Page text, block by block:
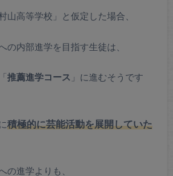
山高等学校」と仮定した場合、
の内部進学を目指す生徒は、
推薦進学コース 」に進むそうです
積極的に芸能活動を展開していた
の進学よりも、